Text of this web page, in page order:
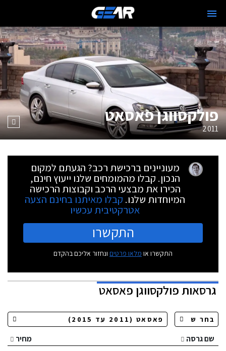
פולקסווגן פאסאט
2011
מעוניינים ברכישת רכב? הגעתם למקום
הנכון. קבלו מהמומחים שלנו ייעוץ חינם,
הכירו את מבצעי הרכב וקבוצות הרכישה
המיוחדות שלנו. קבלו מאיתנו בחינם הצעה
אטרקטיבית עכשיו
התקשרו
התקשרו או מלאו פרטים ונחזור אליכם בהקדם
גרסאותפולקסווגן פאסאט
שם גרסה
מחיר